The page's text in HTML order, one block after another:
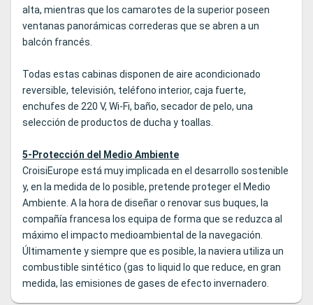
alta, mientras que los camarotes de la superior poseen
ventanas panorámicas correderas que se abren a un
balcón francés.
Todas estas cabinas disponen de aire acondicionado
reversible, televisión, teléfono interior, caja fuerte,
enchufes de 220 V, Wi-Fi, baño, secador de pelo, una
selección de productos de ducha y toallas.
5-Protección del Medio Ambiente
CroisiEurope está muy implicada en el desarrollo sostenible
y, en la medida de lo posible, pretende proteger el Medio
Ambiente. A la hora de diseñar o renovar sus buques, la
compañía francesa los equipa de forma que se reduzca al
máximo el impacto medioambiental de la navegación.
Últimamente y siempre que es posible, la naviera utiliza un
combustible sintético (gas to liquid lo que reduce, en gran
medida, las emisiones de gases de efecto invernadero.